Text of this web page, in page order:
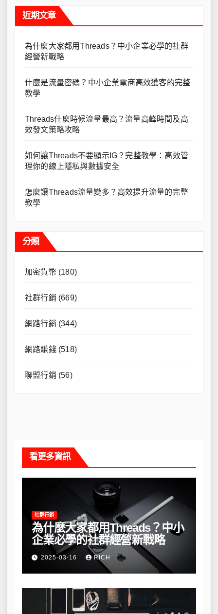
近期文章
為什麼大家都用Threads？中小企業必學的社群
經營新戰略
什麼是流量密碼？中小企業電商高效獲客的完整
教學
Threads什麼時候流量最高？流量高峰時間及高
效發文策略攻略
如何讓Threads不要顯示IG？完整教學：高效管
理你的線上隱私與數據安全
怎麼讓Threads流量變多？高效提升流量的完整
教學
分類
加密貨幣(180)
社群行銷 (669)
網路行銷 (344)
網路賺錢(518)
聯盟行銷 (56)
看更多資訊
社群行銷
為什麼大家都用Threads？中小
企業必學的社群經營新戰略
2025-03-16 RICH